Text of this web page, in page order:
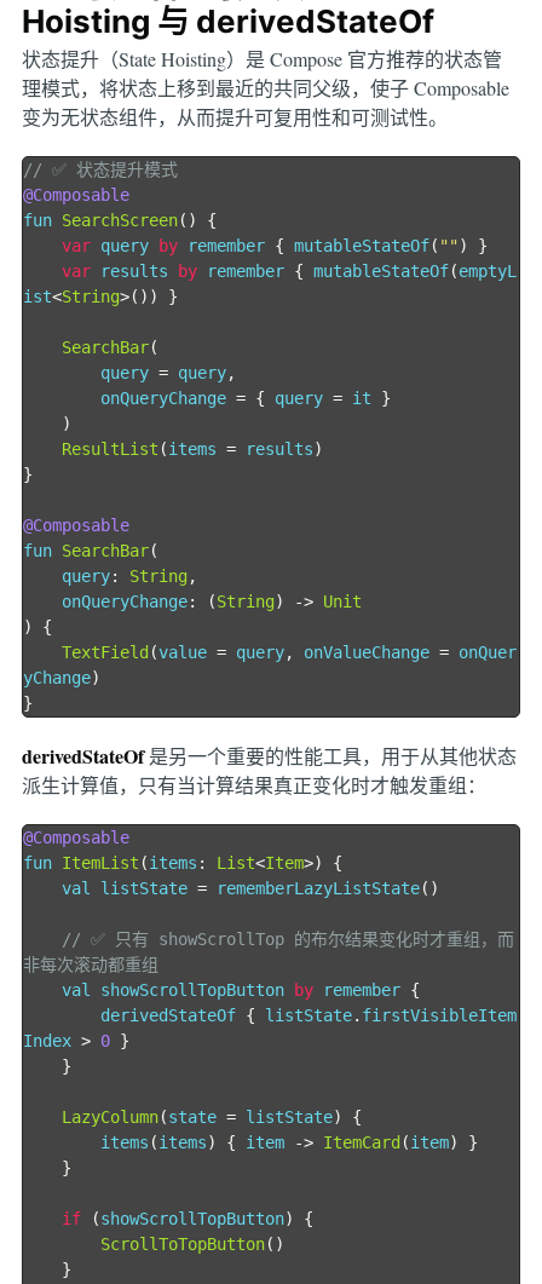
Hoisting 与 derivedStateOf
状态提升（State Hoisting）是 Compose 官方推荐的状态管
理模式，将状态上移到最近的共同父级，使子 Composable
变为无状态组件，从而提升可复用性和可测试性。
// ✅ 状态提升模式
@Composable
fun SearchScreen()
{
var query by remember { mutableStateOf( "" )
}
var results by remember { mutableStateOf(emptyL
ist<String>()) }
SearchBar(
query = query,
onQueryChange = { query = it }
)
ResultList (items = results)
}
@Composable
fun SearchBar(
query: String ,
onQueryChange: (String) -> Unit
)
{
TextField (value = query, onValueChange = onQuer
yChange)
}
derivedStateOf是另一个重要的性能工具，用于从其他状态
派生计算值，只有当计算结果真正变化时才触发重组：
@Composable
fun ItemList (items : List<Item>)
{
val listState = rememberLazyListState()
// ✅ 只有 showScrollTop 的布尔结果变化时才重组，而
非每次滚动都重组
val showScrollTopButton
by remember {
derivedStateOf { listState. firstVisibleItem
Index > 0 }
}
LazyColumn(state = listState)
{
items (items) { item -> ItemCard (item)
}
}
if (showScrollTopButton)
{
ScrollToTopButton()
}